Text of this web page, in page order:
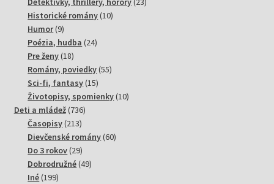
Historické romány 1010
Humor 99
produktov
Poézia, hudba 2424
Pre ženy 1818
produktov
Romány, poviedky 5555
Sci-fi, fantasy 1515
produktov
Životopisy, spomienky 1010
Deti a mládež 736736
Časopisy 213213
produktov
Dievčenské romány 6060
Do 3 rokov 2929
produktov
Dobrodružné 4949
Iné 199199